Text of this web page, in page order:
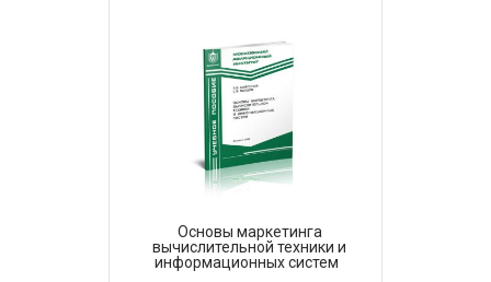
Основы маркетинга
вычислительной техники и
информационных систем